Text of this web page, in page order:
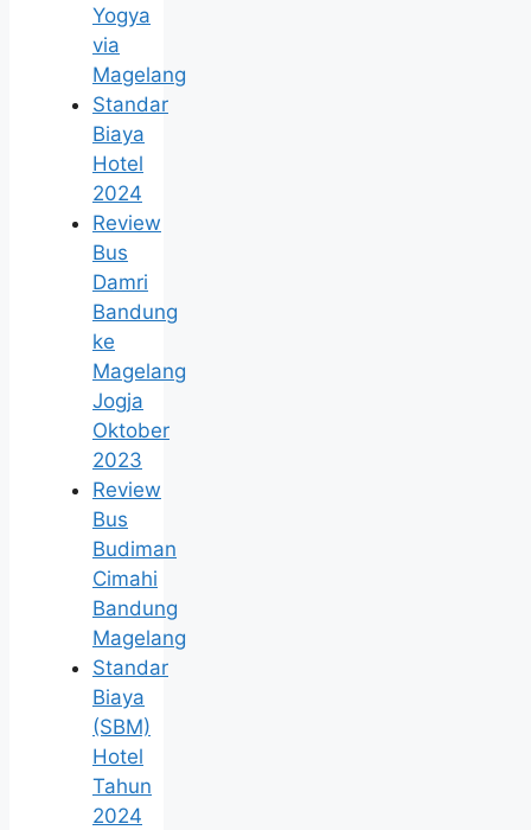
Yogya
via
Magelang
Standar
Biaya
Hotel
2024
Review
Bus
Damri
Bandung
ke
Magelang
Jogja
Oktober
2023
Review
Bus
Budiman
Cimahi
Bandung
Magelang
Standar
Biaya
(SBM)
Hotel
Tahun
2024